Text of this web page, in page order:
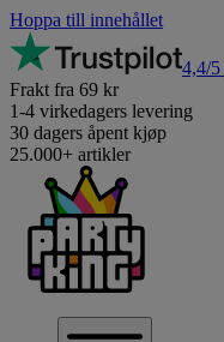
Hoppa till innehållet
4,4/5
Frakt fra 69 kr
1-4 virkedagers levering
30 dagers åpent kjøp
25.000+ artikler